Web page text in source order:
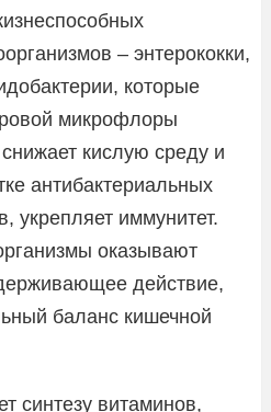
– энтерококки,
которые
микрофлоры
кислую среду и
антибактериальных
укрепляет иммунитет.
оказывают
действие,
баланс кишечной
синтезу витаминов,